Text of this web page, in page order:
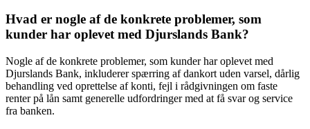
Hvad er nogle af de konkrete problemer, som
kunder har oplevet med Djurslands Bank?
Nogle af de konkrete problemer, som kunder har oplevet med
Djurslands Bank, inkluderer spærring af dankort uden varsel, dårlig
behandling ved oprettelse af konti, fejl i rådgivningen om faste
renter på lån samt generelle udfordringer med at få svar og service
fra banken.